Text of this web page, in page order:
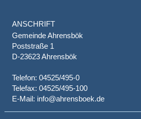
ANSCHRIFT
Gemeinde Ahrensbök
Poststraße 1
D-23623 Ahrensbök
Telefon: 04525/495-0
Telefax: 04525/495-100
E-Mail: info@ahrensboek.de